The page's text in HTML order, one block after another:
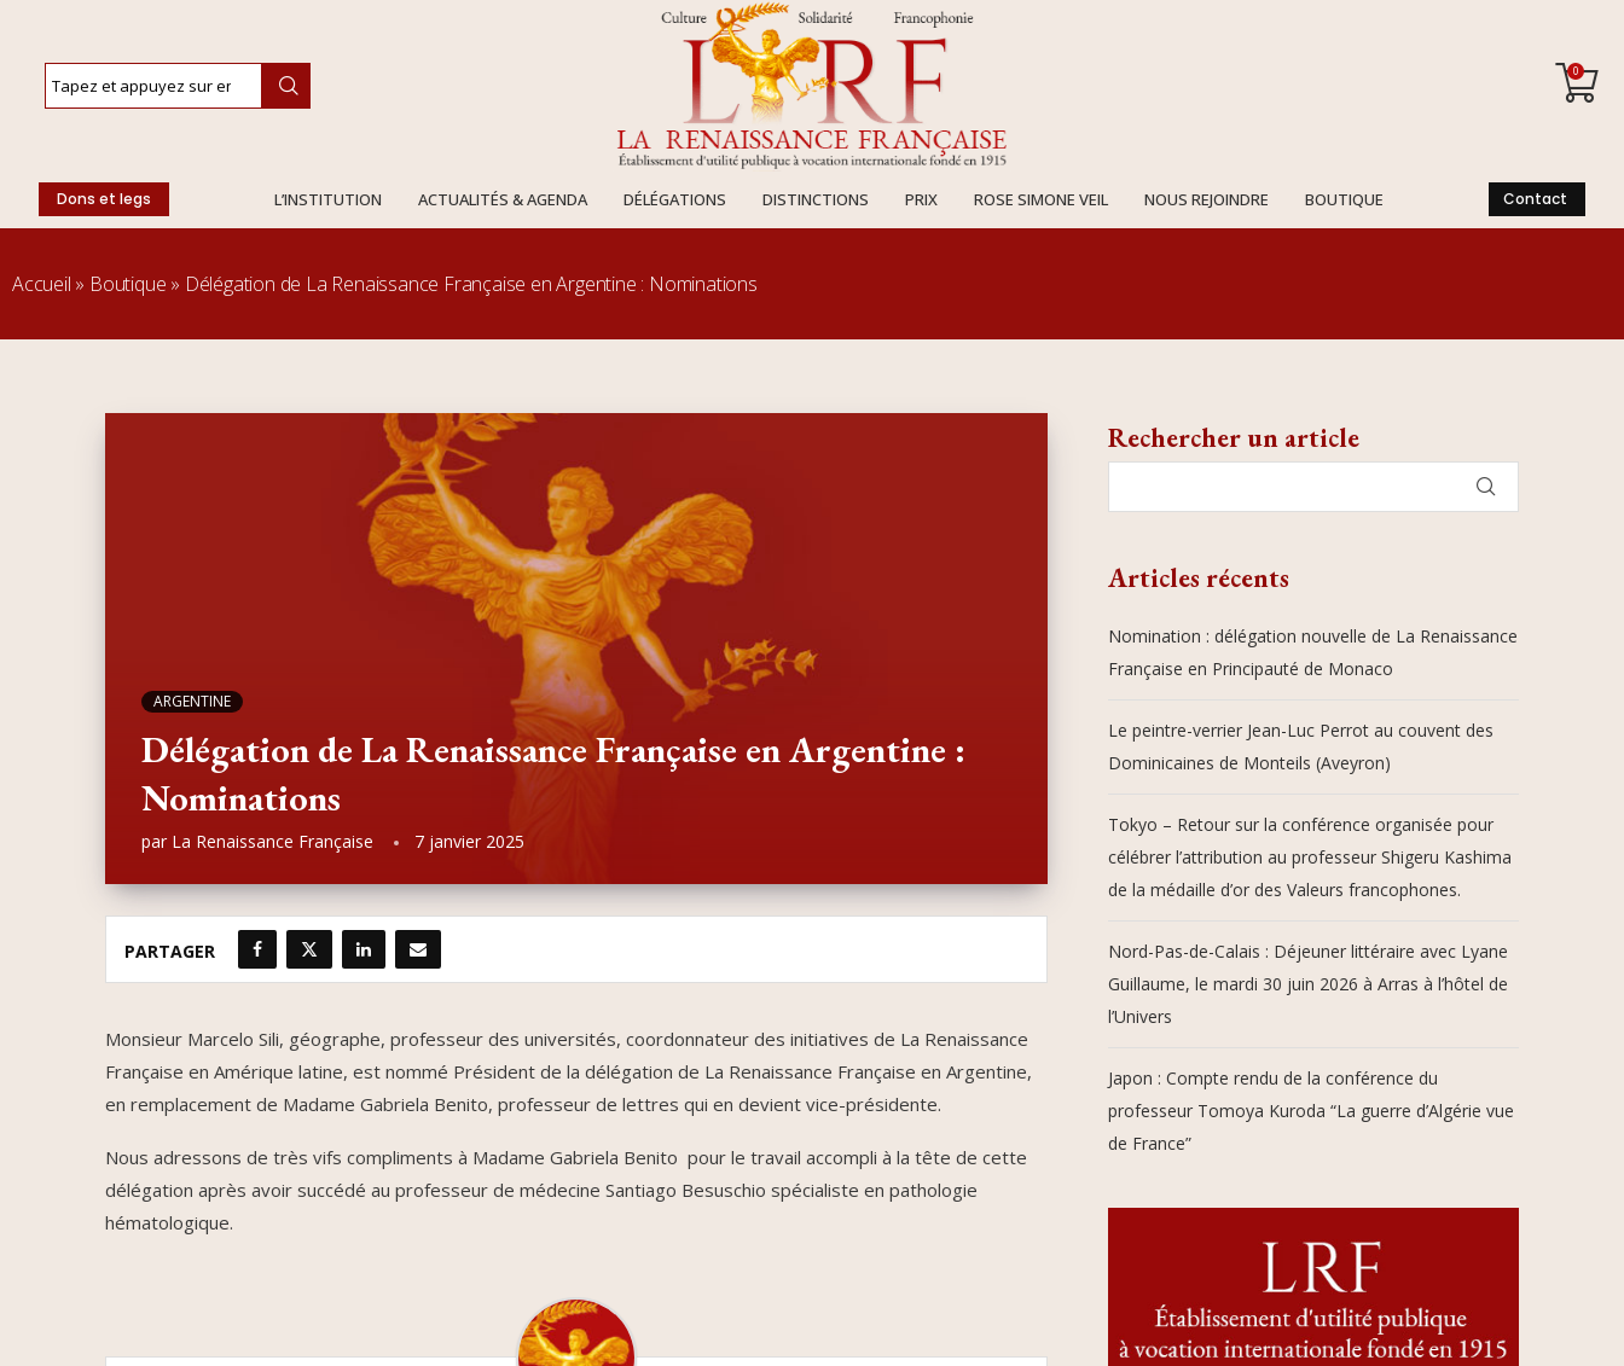
0
Dons et legs L’INSTITUTION ACTUALITÉS & AGENDA DÉLÉGATIONS DISTINCTIONS PRIX ROSE SIMONE VEIL NOUS REJOINDRE BOUTIQUE Contact
Accueil » Boutique » Délégation de La Renaissance Française en Argentine : Nominations
ARGENTINE
Délégation de La Renaissance Française en Argentine :
Nominations
par La Renaissance Française 7 janvier 2025
PARTAGER
Monsieur Marcelo Sili, géographe, professeur des universités, coordonnateur des initiatives de La Renaissance
Française en Amérique latine, est nommé Président de la délégation de La Renaissance Française en Argentine,
en remplacement de Madame Gabriela Benito, professeur de lettres qui en devient vice-présidente.
Nous adressons de très vifs compliments à Madame Gabriela Benito pour le travail accompli à la tête de cette
délégation après avoir succédé au professeur de médecine Santiago Besuschio spécialiste en pathologie
hématologique.
Rechercher un article
Articles récents
Nomination : délégation nouvelle de La Renaissance
Française en Principauté de Monaco
Le peintre-verrier Jean-Luc Perrot au couvent des
Dominicaines de Monteils (Aveyron)
Tokyo – Retour sur la conférence organisée pour
célébrer l’attribution au professeur Shigeru Kashima
de la médaille d’or des Valeurs francophones.
Nord-Pas-de-Calais : Déjeuner littéraire avec Lyane
Guillaume, le mardi 30 juin 2026 à Arras à l’hôtel de
l’Univers
Japon : Compte rendu de la conférence du
professeur Tomoya Kuroda “La guerre d’Algérie vue
de France”